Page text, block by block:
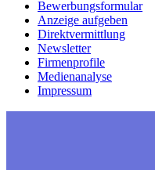
Bewerbungsformular
Anzeige aufgeben
Direktvermittlung
Newsletter
Firmenprofile
Medienanalyse
Impressum